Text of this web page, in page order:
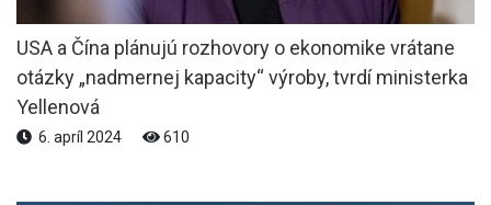
USA a Čína plánujú rozhovory o ekonomike vrátane
otázky „nadmernej kapacity“ výroby, tvrdí ministerka
Yellenová
6. apríl 2024 610